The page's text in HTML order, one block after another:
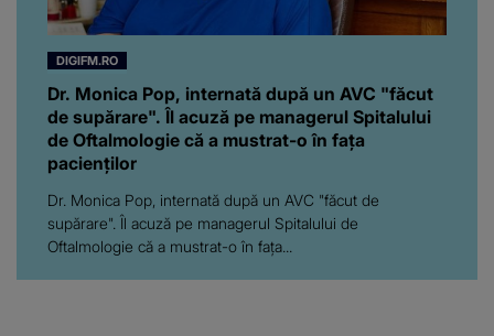
DIGIFM.RO
Dr. Monica Pop, internată după un AVC "făcut
de supărare". Îl acuză pe managerul Spitalului
de Oftalmologie că a mustrat-o în fața
pacienților
Dr. Monica Pop, internată după un AVC "făcut de
supărare". Îl acuză pe managerul Spitalului de
Oftalmologie că a mustrat-o în fața...